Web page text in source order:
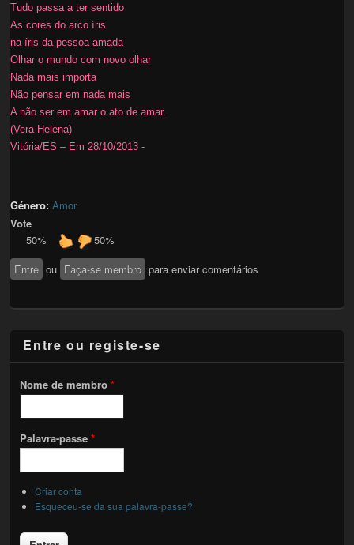
Tudo passa a ter sentido
As cores do arco íris
na íris da pessoa amada
Olhar o mundo com novo olhar
Nada mais importa
Não pensar em nada mais
A não ser em amar o ato de amar.
(Vera Helena)
Vitória/ES – Em 28/10/2013 -
Género:Amor
Vote
50%
50%
Entre ou Faça-se membro para enviar comentários
Entre ou registe-se
Nome de membro*
Palavra-passe*
Criar conta
Esqueceu-se da sua palavra-passe?